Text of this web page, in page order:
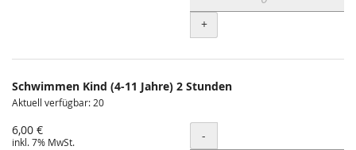
+
Schwimmen Kind (4-11 Jahre) 2 Stunden
Aktuell verfügbar: 20
6,00 €
inkl. 7% MwSt. Menge
-